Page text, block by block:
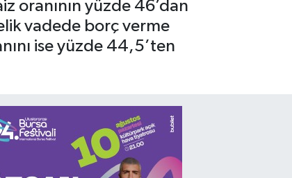
oranının yüzde 46’dan
vadede borç verme
ise yüzde 44,5’ten